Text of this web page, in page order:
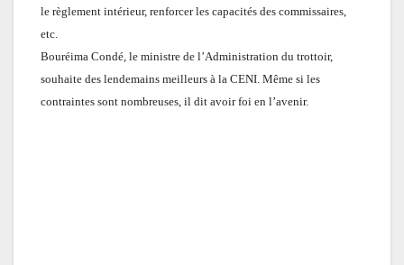
le règlement intérieur, renforcer les capacités des commissaires,
etc.
Bouréima Condé, le ministre de l’Administration du trottoir,
souhaite des lendemains meilleurs à la CENI. Même si les
contraintes sont nombreuses, il dit avoir foi en l’avenir.